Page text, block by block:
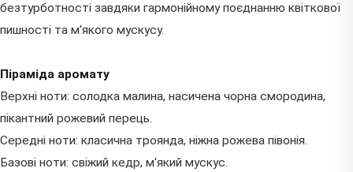
безтурботності завдяки гармонійному поєднанню квіткової
пишності та м'якого мускусу.
Піраміда аромату
Верхні ноти: солодка малина, насичена чорна смородина,
пікантний рожевий перець.
Середні ноти: класична троянда, ніжна рожева півонія.
Базові ноти: свіжий кедр, м'який мускус.